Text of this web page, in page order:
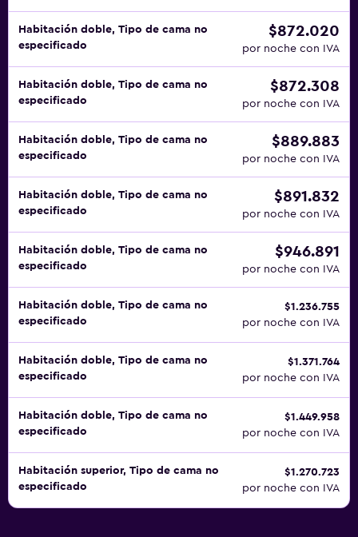
Habitación doble, Tipo de cama no
especificado
$872.020
por noche con IVA
Habitación doble, Tipo de cama no
especificado
$872.308
por noche con IVA
Habitación doble, Tipo de cama no
especificado
$889.883
por noche con IVA
Habitación doble, Tipo de cama no
especificado
$891.832
por noche con IVA
Habitación doble, Tipo de cama no
especificado
$946.891
por noche con IVA
Habitación doble, Tipo de cama no
especificado
$1.236.755
por noche con IVA
Habitación doble, Tipo de cama no
especificado
$1.371.764
por noche con IVA
Habitación doble, Tipo de cama no
especificado
$1.449.958
por noche con IVA
Habitación superior, Tipo de cama no
especificado
$1.270.723
por noche con IVA